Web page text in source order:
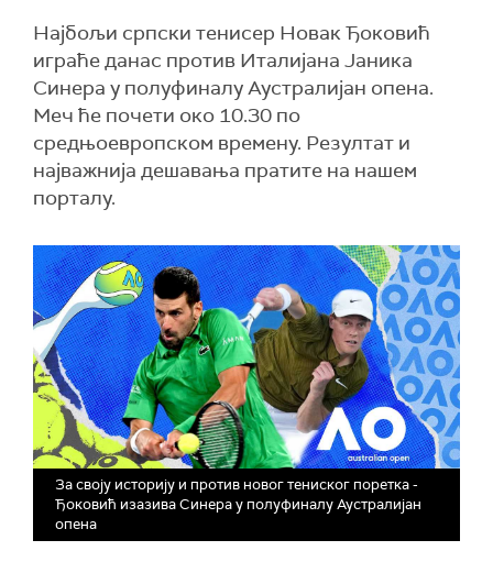
Најбољи српски тенисер Новак Ђоковић
играће данас против Италијана Јаника
Синера у полуфиналу Аустралијан опена.
Меч ће почети око 10.30 по
средњоевропском времену. Резултат и
најважнија дешавања пратите на нашем
порталу.
За своју историју и против новог тениског поретка -
Ђоковић изазива Синера у полуфиналу Аустралијан
опена